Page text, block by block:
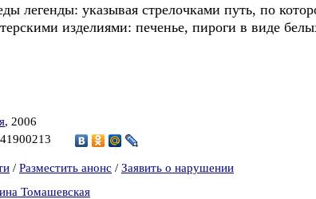
легенды: указывая стрелочками путь, по
изделиями: печенье, пироги в виде
, 2006
/ Разместить анонс / Заявить о нарушении
Томашевская